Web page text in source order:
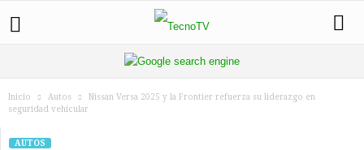
Inicio Autos
Nissan Versa 2025 y la Frontier refuerza su liderazgo en
seguridad vehicular
AUTOS